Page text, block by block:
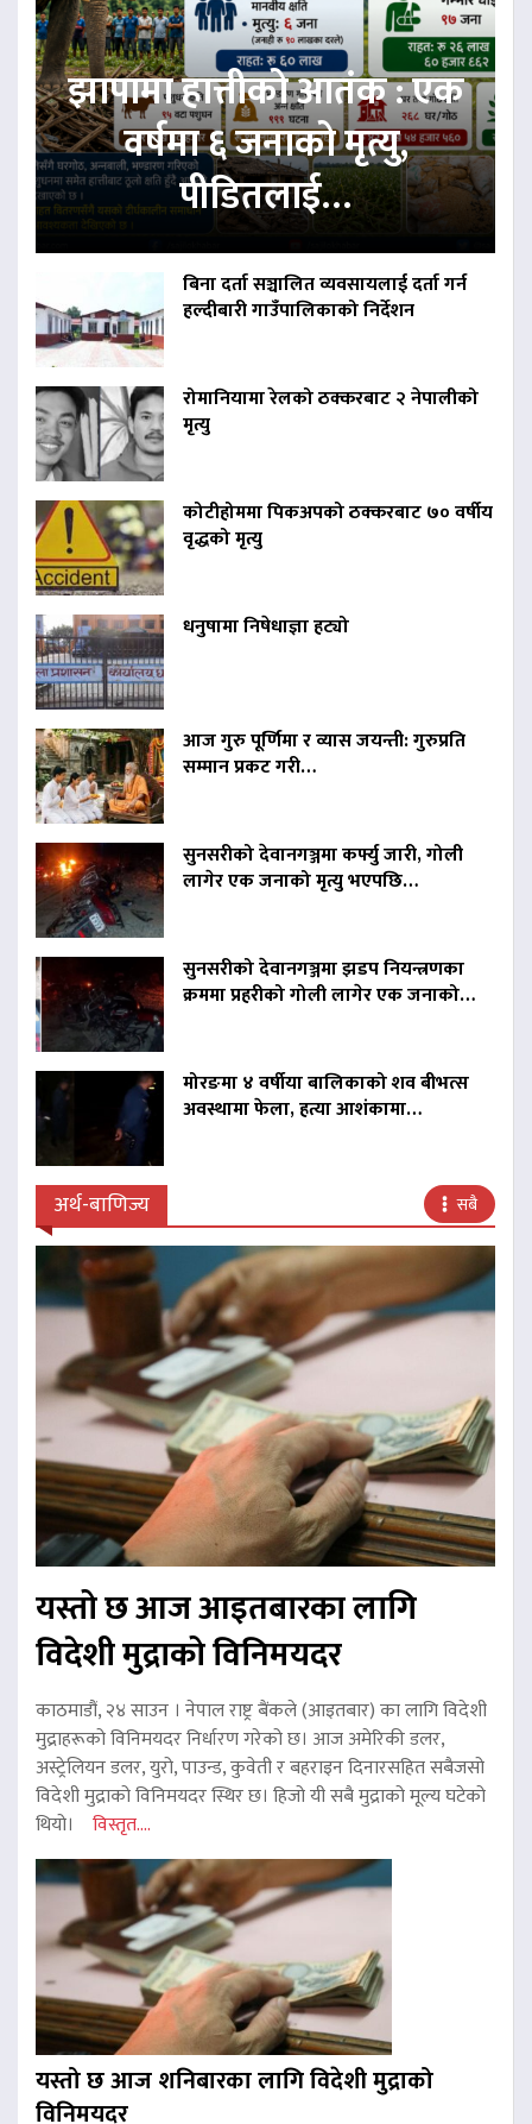
झापामा हात्तीको आतंक : एक
वर्षमा ६ जनाको मृत्यु,
पीडितलाई…
बिना दर्ता सञ्चालित व्यवसायलाई दर्ता गर्न
हल्दीबारी गाउँपालिकाको निर्देशन
रोमानियामा रेलको ठक्करबाट २ नेपालीको
मृत्यु
कोटीहोममा पिकअपको ठक्करबाट ७० वर्षीय
वृद्धको मृत्यु
धनुषामा निषेधाज्ञा हट्यो
आज गुरु पूर्णिमा र व्यास जयन्ती: गुरुप्रति
सम्मान प्रकट गरी…
सुनसरीको देवानगञ्जमा कर्फ्यु जारी, गोली
लागेर एक जनाको मृत्यु भएपछि…
सुनसरीको देवानगञ्जमा झडप नियन्त्रणका
क्रममा प्रहरीको गोली लागेर एक जनाको…
मोरङमा ४ वर्षीया बालिकाको शव बीभत्स
अवस्थामा फेला, हत्या आशंकामा…
अर्थ-बाणिज्य सबै
यस्तो छ आज आइतबारका लागि
विदेशी मुद्राको विनिमयदर
काठमाडौं, २४ साउन । नेपाल राष्ट्र बैंकले (आइतबार) का लागि विदेशी
मुद्राहरूको विनिमयदर निर्धारण गरेको छ। आज अमेरिकी डलर,
अस्ट्रेलियन डलर, युरो, पाउन्ड, कुवेती र बहराइन दिनारसहित सबैजसो
विदेशी मुद्राको विनिमयदर स्थिर छ। हिजो यी सबै मुद्राको मूल्य घटेको
थियो। विस्तृत....
यस्तो छ आज शनिबारका लागि विदेशी मुद्राको
विनिमयदर